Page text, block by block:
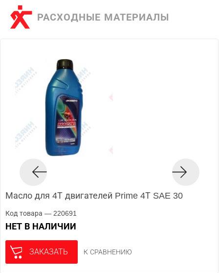
РАСХОДНЫЕ МАТЕРИАЛЫ
Масло для 4Т двигателей Prime 4Т SAE 30
Код товара — 220691
НЕТ В НАЛИЧИИ
ЗАКАЗАТЬ К СРАВНЕНИЮ